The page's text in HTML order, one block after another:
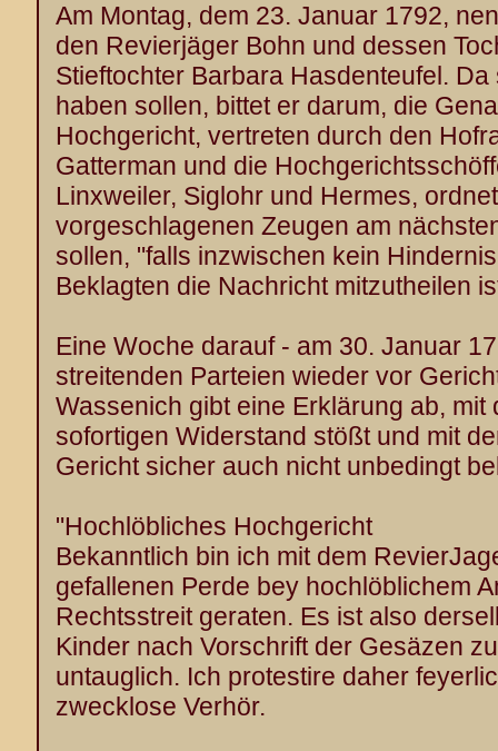
Am Montag, dem 23. Januar 1792,
den Revierjäger Bohn und dessen
Stieftochter Barbara Hasdenteufel.
haben sollen, bittet er darum, die
Hochgericht, vertreten durch den
Gatterman und die
Linxweiler, Siglohr und Hermes,
vorgeschlagenen Zeugen am
sollen, "falls inzwischen kein
Beklagten die Nachricht mitzutheilen
Eine Woche darauf - am 30. Januar
streitenden Parteien wieder vor
Wassenich gibt eine Erklärung ab, mit
sofortigen Widerstand stößt und mit
Gericht sicher auch nicht unbedingt
"Hochlöbliches Hochgericht
Bekanntlich bin ich mit dem
gefallenen Perde bey hochlöblichem
Rechtsstreit geraten. Es ist also
Kinder nach Vorschrift der Gesäzen
untauglich. Ich protestire daher
zwecklose Verhör.